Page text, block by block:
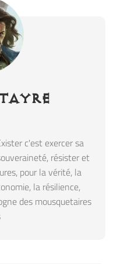
c'est exercer sa
résister et
pour la vérité, la
la résilience,
des mousquetaires